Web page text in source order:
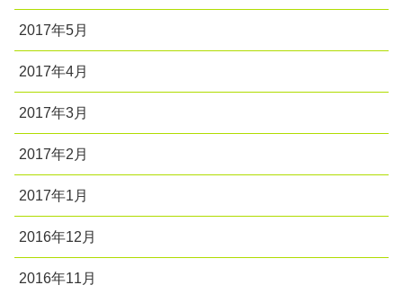
2017年5月
2017年4月
2017年3月
2017年2月
2017年1月
2016年12月
2016年11月